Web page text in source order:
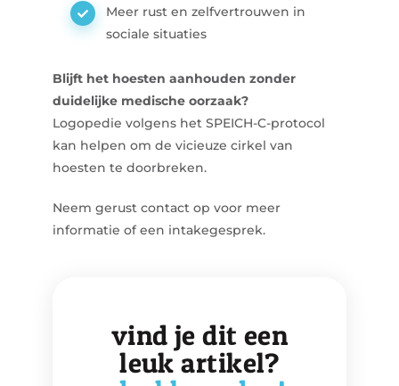
Meer rust en zelfvertrouwen in
sociale situaties
Blijft het hoesten aanhouden zonder
duidelijke medische oorzaak?
Logopedie volgens het SPEICH-C-protocol
kan helpen om de vicieuze cirkel van
hoesten te doorbreken.
Neem gerust contact op voor meer
informatie of een intakegesprek.
vind je dit een
leuk artikel?